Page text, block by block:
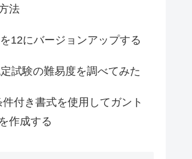
法
12にバージョンアップする
試験の難易度を調べてみた
付き書式を使用してガント
作成する